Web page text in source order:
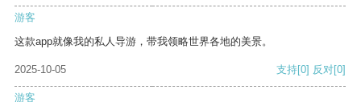
游客
这款app就像我的私人导游，带我领略世界各地的美景。
2025-10-05 支持[0] 反对[0]
游客